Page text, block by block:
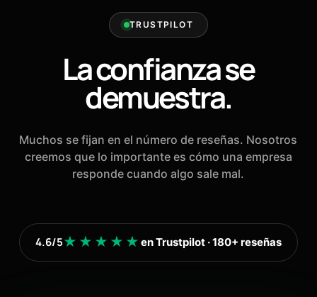
TRUSTPILOT
La confianza se
demuestra.
Muchos se fijan en el número de reseñas. Nosotros
creemos que lo importante es cómo una empresa
responde cuando algo sale mal.
4.6/5★★★★★ en Trustpilot · 180+ reseñas